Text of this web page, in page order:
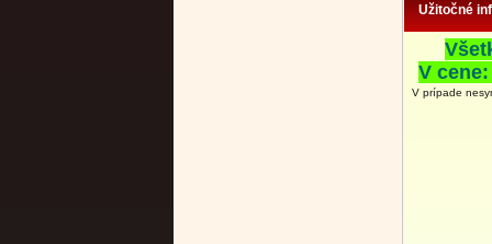
Užitočné
V
V prípade